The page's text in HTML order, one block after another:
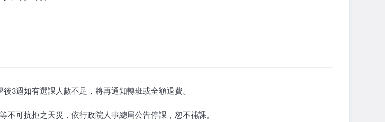
後3週如有選課人數不足，將再通知轉班或全額退費。
可抗拒之天災，依行政院人事總局公告停課，恕不補課。